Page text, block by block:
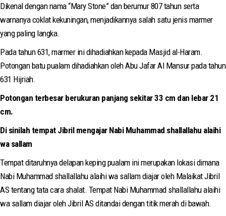
Dikenal dengan nama “Mary Stone” dan berumur 807 tahun serta
warnanya coklat kekuningan, menjadikannya salah satu jenis marmer
yang paling langka.
Pada tahun 631, marmer ini dihadiahkan kepada Masjid al-Haram.
Potongan batu pualam dihadiahkan oleh Abu Jafar Al Mansur pada tahun
631 Hijriah.
Potongan terbesar berukuran panjang sekitar 33 cm dan lebar 21
cm.
Di sinilah tempat Jibril mengajar Nabi Muhammad shallallahu alaihi
wa sallam
Tempat ditaruhnya delapan keping pualam ini merupakan lokasi dimana
Nabi Muhammad shallallahu alaihi wa sallam diajar oleh Malaikat Jibril
AS tentang tata cara shalat. Tempat Nabi Muhammad shallallahu alaihi
wa sallam diajar oleh Jibril AS ditandai dengan titik merah di bawah.